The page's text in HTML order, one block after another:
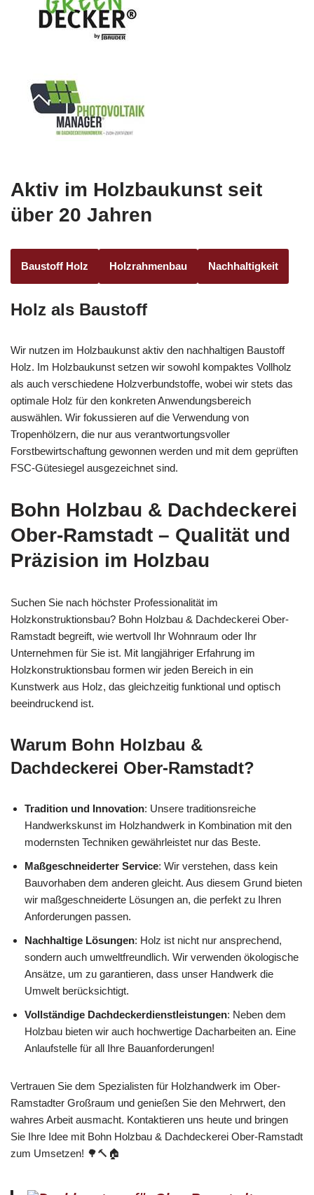
Aktiv im Holzbaukunst seit
über 20 Jahren
Baustoff Holz Holzrahmenbau Nachhaltigkeit
Holz als Baustoff
Wir nutzen im Holzbaukunst aktiv den nachhaltigen Baustoff
Holz. Im Holzbaukunst setzen wir sowohl kompaktes Vollholz
als auch verschiedene Holzverbundstoffe, wobei wir stets das
optimale Holz für den konkreten Anwendungsbereich
auswählen. Wir fokussieren auf die Verwendung von
Tropenhölzern, die nur aus verantwortungsvoller
Forstbewirtschaftung gewonnen werden und mit dem geprüften
FSC-Gütesiegel ausgezeichnet sind.
Bohn Holzbau & Dachdeckerei
Ober-Ramstadt – Qualität und
Präzision im Holzbau
Suchen Sie nach höchster Professionalität im
Holzkonstruktionsbau? Bohn Holzbau & Dachdeckerei Ober-
Ramstadt begreift, wie wertvoll Ihr Wohnraum oder Ihr
Unternehmen für Sie ist. Mit langjähriger Erfahrung im
Holzkonstruktionsbau formen wir jeden Bereich in ein
Kunstwerk aus Holz, das gleichzeitig funktional und optisch
beeindruckend ist.
Warum Bohn Holzbau &
Dachdeckerei Ober-Ramstadt?
Tradition und Innovation: Unsere traditionsreiche
Handwerkskunst im Holzhandwerk in Kombination mit den
modernsten Techniken gewährleistet nur das Beste.
Maßgeschneiderter Service: Wir verstehen, dass kein
Bauvorhaben dem anderen gleicht. Aus diesem Grund bieten
wir maßgeschneiderte Lösungen an, die perfekt zu Ihren
Anforderungen passen.
Nachhaltige Lösungen: Holz ist nicht nur ansprechend,
sondern auch umweltfreundlich. Wir verwenden ökologische
Ansätze, um zu garantieren, dass unser Handwerk die
Umwelt berücksichtigt.
Vollständige Dachdeckerdienstleistungen: Neben dem
Holzbau bieten wir auch hochwertige Dacharbeiten an. Eine
Anlaufstelle für all Ihre Bauanforderungen!
Vertrauen Sie dem Spezialisten für Holzhandwerk im Ober-
Ramstadter Großraum und genießen Sie den Mehrwert, den
wahres Arbeit ausmacht. Kontaktieren uns heute und bringen
Sie Ihre Idee mit Bohn Holzbau & Dachdeckerei Ober-Ramstadt
zum Umsetzen! 🌳🔨🏠